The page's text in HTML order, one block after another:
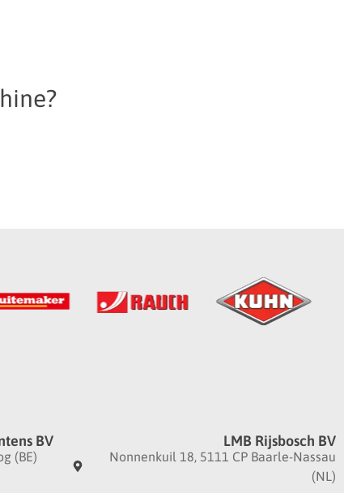
BV
(BE)
LMB Rijsbosch BV
Nonnenkuil 18, 5111 CP Baarle-Nassau
(NL)